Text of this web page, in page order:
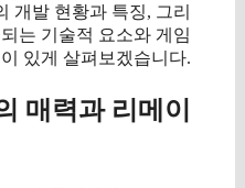
개발 현황과 특징, 그리
는 기술적 요소와 게임
있게 살펴보겠습니다.
매력과 리메이